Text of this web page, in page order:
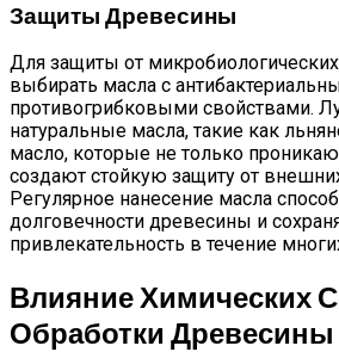
Защиты Древесины
Для защиты от
выбирать масла с
противогрибковыми свойствами.
натуральные масла, такие как
масло, которые не только
создают стойкую защиту от
Регулярное нанесение масла
долговечности древесины и
привлекательность в течение
Влияние Химических
Обработки Древесины